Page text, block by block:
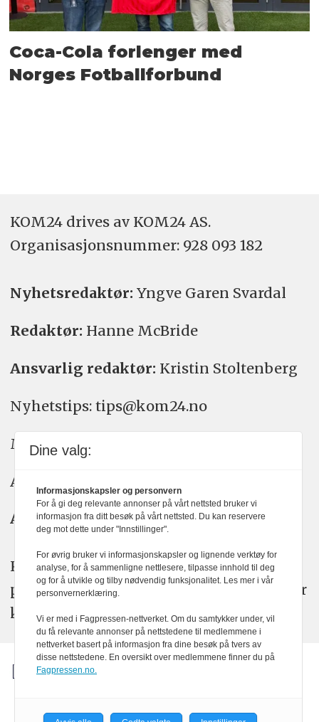
Coca-Cola forlenger med
Norges Fotballforbund
KOM24 drives av KOM24 AS.
Organisasjons­nummer: 928 093 182
Nyhetsredaktør: Yngve Garen Svardal
Redaktør: Hanne McBride
Ansvarlig redaktør: Kristin Stoltenberg
Nyhetstips: tips@kom24.no
Meninger: meninger@kom24.no
Annonse: annonse@watchmedia.no
Abonnement:kom24@watchmedia.no
KOM24 arbeider etter Vær Varsom-
plakatens regler for god presseskikk. Her
kan du lese mer omPFUsarbeid.
Dine valg:
Informasjonskapsler og personvern
For å gi deg relevante annonser på vårt nettsted bruker vi
informasjon fra ditt besøk på vårt nettsted. Du kan reservere
deg mot dette under "Innstillinger".
For øvrig bruker vi informasjonskapsler og lignende verktøy for
analyse, for å sammenligne nettlesere, tilpasse innhold til deg
og for å utvikle og tilby nødvendig funksjonalitet. Les mer i vår
personvernerklæring.
Vi er med i Fagpressen-nettverket. Om du samtykker under, vil
du få relevante annonser på nettstedene til medlemmene i
nettverket basert på informasjon fra dine besøk på tvers av
disse nettstedene. En oversikt over medlemmene finner du på
Fagpressen.no.